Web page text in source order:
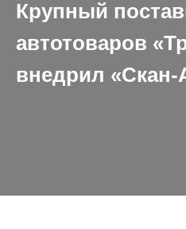
Крупный
автотоваров
внедрил «Скан-